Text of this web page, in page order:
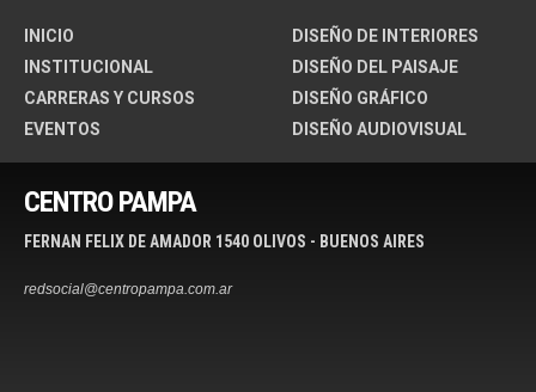
INICIO
INSTITUCIONAL
CARRERAS Y CURSOS
EVENTOS
DISEÑO DE INTERIORES
DISEÑO DEL PAISAJE
DISEÑO GRÁFICO
DISEÑO AUDIOVISUAL
CENTRO PAMPA
FERNAN FELIX DE AMADOR 1540 OLIVOS - BUENOS AIRES
redsocial@centropampa.com.ar